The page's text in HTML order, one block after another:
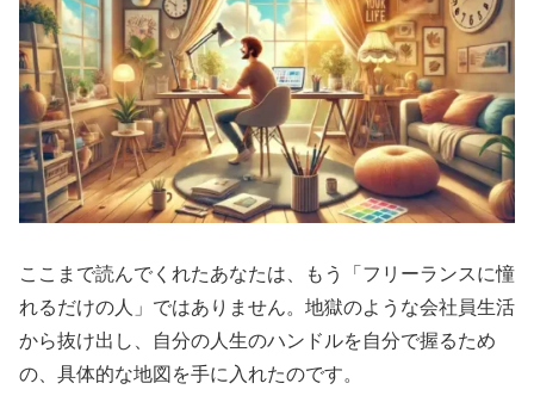
ここまで読んでくれたあなたは、もう「フリーランスに憧
れるだけの人」ではありません。地獄のような会社員生活
から抜け出し、自分の人生のハンドルを自分で握るため
の、具体的な地図を手に入れたのです。